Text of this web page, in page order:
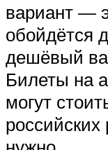
вариант —
обойдётся
дешёвый
Билеты на
могут
российских